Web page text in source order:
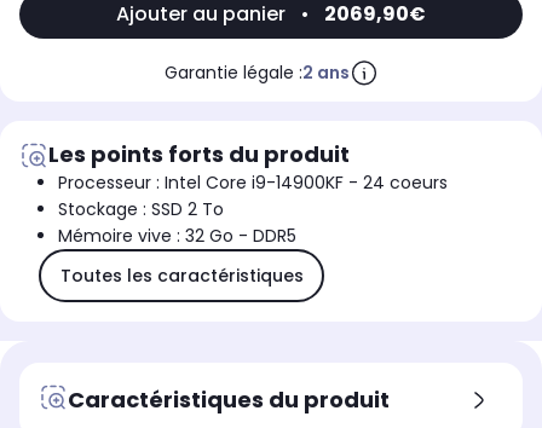
Ajouter au panier • 2069,90€
Garantie légale :2 ans
Les points forts du produit
Processeur : Intel Core i9-14900KF - 24 coeurs
Stockage : SSD 2 To
Mémoire vive : 32 Go - DDR5
Toutes les caractéristiques
Caractéristiques du produit